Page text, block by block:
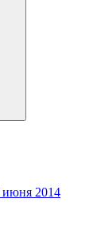
июня 2014